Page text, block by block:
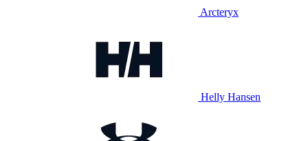
Arcteryx
Helly Hansen